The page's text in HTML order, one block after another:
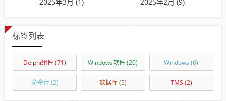
2025年3月 (1)
2025年2月 (9)
标签列表
Delphi组件(71) Windows软件(20) Windows (6)
命令行(2) 数据库(5) TMS (2)